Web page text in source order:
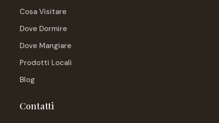
Cosa Visitare
Dove Dormire
Dove Mangiare
Prodotti Locali
Blog
Contatti